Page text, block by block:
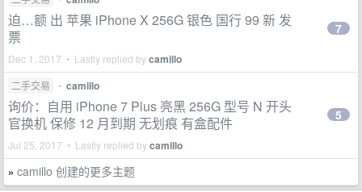
迫…额 出 苹果 iPhone X 256G 银色 国行 99 新 发
票
Dec 1, 2017 • Lastly replied bycamillo
7
二手交易 • camillo
询价：自用 iPhone 7 Plus 亮黑 256G 型号 N 开头
官换机 保修 12 月到期 无划痕 有盒配件
Jul 25, 2017 • Lastly replied bycamillo
5
» camillo 创建的更多主题